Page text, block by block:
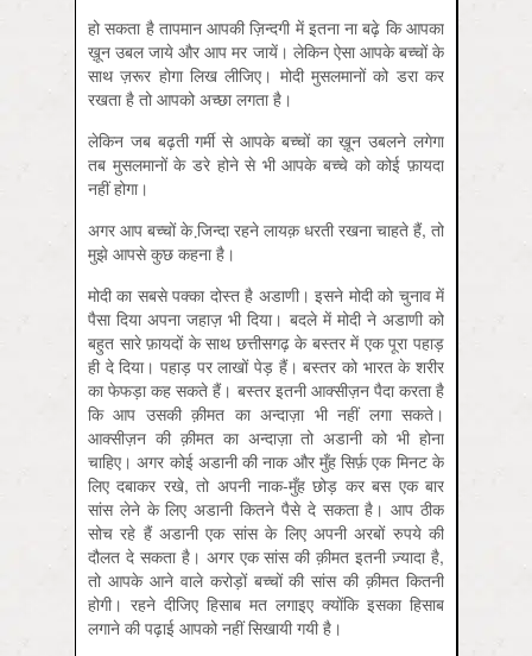
हो सकता है तापमान आपकी ज़िन्दगी में इतना ना बढ़े कि आपका
ख़ून उबल जाये और आप मर जायें। लेकिन ऐसा आपके बच्चों के
साथ ज़रूर होगा लिख लीजिए। मोदी मुसलमानों को डरा कर
रखता है तो आपको अच्छा लगता है।
लेकिन जब बढ़ती गर्मी से आपके बच्चों का ख़ून उबलने लगेगा
तब मुसलमानों के डरे होने से भी आपके बच्चे को कोई फ़ायदा
नहीं होगा।
अगर आप बच्चों के जि़न्दा रहने लायक़ धरती रखना चाहते हैं, तो
मुझे आपसे कुछ कहना है।
मोदी का सबसे पक्का दोस्त है अडाणी। इसने मोदी को चुनाव में
पैसा दिया अपना जहाज़ भी दिया। बदले में मोदी ने अडाणी को
बहुत सारे फ़ायदों के साथ छत्तीसगढ़ के बस्तर में एक पूरा पहाड़
ही दे दिया। पहाड़ पर लाखों पेड़ हैं। बस्तर को भारत के शरीर
का फेफड़ा कह सकते हैं। बस्तर इतनी आक्सीज़न पैदा करता है
कि आप उसकी क़ीमत का अन्दाज़ा भी नहीं लगा सकते।
आक्सीज़न की क़ीमत का अन्दाज़ा तो अडानी को भी होना
चाहिए। अगर कोई अडानी की नाक और मुँह सिर्फ़ एक मिनट के
लिए दबाकर रखे, तो अपनी नाक-मुँह छोड़ कर बस एक बार
सांस लेने के लिए अडानी कितने पैसे दे सकता है। आप ठीक
सोच रहे हैं अडानी एक सांस के लिए अपनी अरबों रुपये की
दौलत दे सकता है। अगर एक सांस की क़ीमत इतनी ज़्यादा है,
तो आपके आने वाले करोड़ों बच्चों की सांस की क़ीमत कितनी
होगी। रहने दीजिए हिसाब मत लगाइए क्योंकि इसका हिसाब
लगाने की पढ़ाई आपको नहीं सिखायी गयी है।